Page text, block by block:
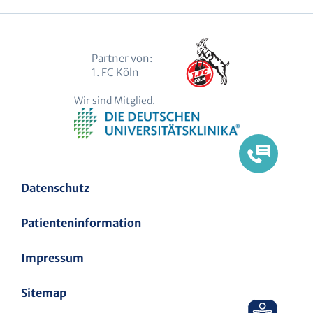
Datenschutz
Patienteninformation
Impressum
Sitemap
Partner von:
1. FC Köln
Wir sind Mitglied.